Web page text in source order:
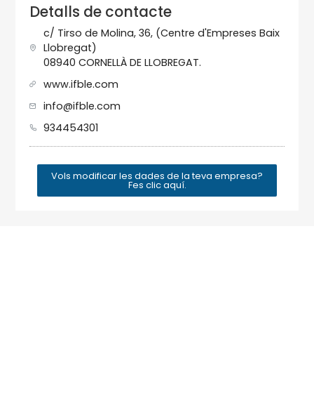
Detalls de contacte
c/ Tirso de Molina, 36, (Centre d'Empreses Baix
Llobregat)
08940 CORNELLÀ DE LLOBREGAT.
www.ifble.com
info@ifble.com
934454301
Vols modificar les dades de la teva empresa?
Fes clic aquí.